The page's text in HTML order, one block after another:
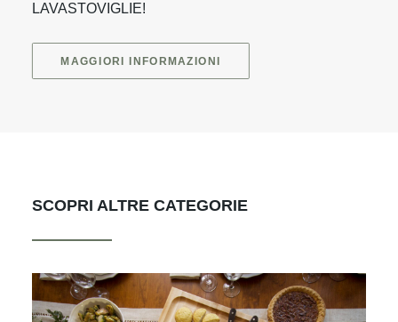
LAVASTOVIGLIE!
MAGGIORI INFORMAZIONI
SCOPRI ALTRE CATEGORIE